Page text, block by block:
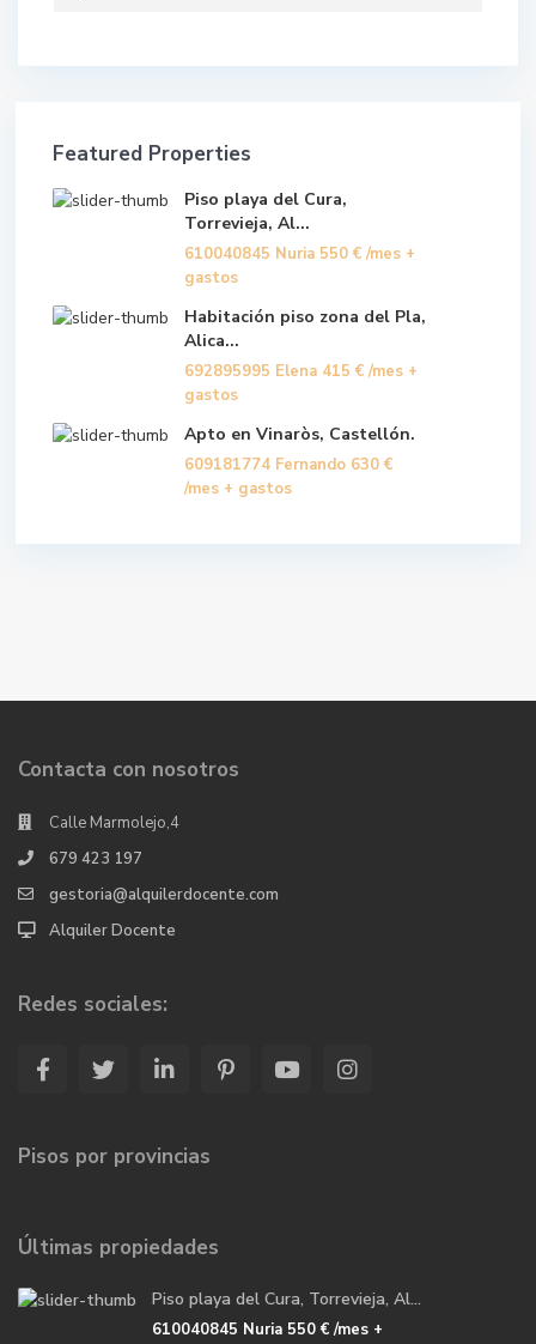
Featured Properties
Piso playa del Cura,
Torrevieja, Al...
610040845 Nuria 550 € /mes +
gastos
Habitación piso zona del Pla,
Alica...
692895995 Elena 415 € /mes +
gastos
Apto en Vinaròs, Castellón.
609181774 Fernando 630 €
/mes + gastos
Contacta con nosotros
Calle Marmolejo,4
679 423 197
gestoria@alquilerdocente.com
Alquiler Docente
Redes sociales:
Pisos por provincias
Últimas propiedades
Piso playa del Cura, Torrevieja, Al...
610040845 Nuria 550 €/mes +